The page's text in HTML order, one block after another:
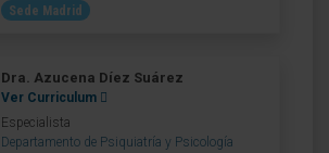
Sede Madrid
Dra. Azucena Díez Suárez
Ver Curriculum
Especialista
Departamento de Psiquiatría y Psicología